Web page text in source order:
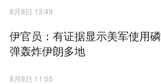
8月8日 13:49
伊官员：有证据显示美军使用磷
弹轰炸伊朗多地
8月8日 11:55